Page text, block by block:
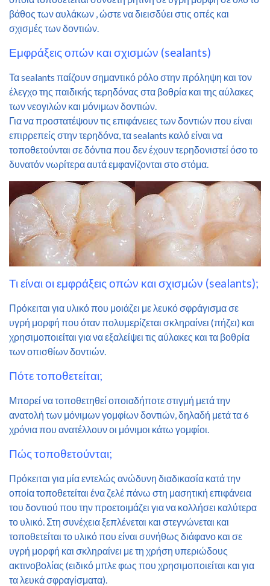
βάθος των αυλάκων , ώστε να διεισδύει στις οπές και
σχισμές των δοντιών.
Εμφράξεις οπών και σχισμών (sealants)
Τα sealants παίζουν σημαντικό ρόλο στην πρόληψη και τον
έλεγχο της παιδικής τερηδόνας στα βοθρία και της αύλακες
των νεογιλών και μόνιμων δοντιών.
Για να προστατέψουν τις επιφάνειες των δοντιών που είναι
επιρρεπείς στην τερηδόνα, τα sealants καλό είναι να
τοποθετούνται σε δόντια που δεν έχουν τερηδονιστεί όσο το
δυνατόν νωρίτερα αυτά εμφανίζονται στο στόμα.
Τι είναι οι εμφράξεις οπών και σχισμών (sealants);
Πρόκειται για υλικό που μοιάζει με λευκό σφράγισμα σε
υγρή μορφή που όταν πολυμερίζεται σκληραίνει (πήζει) και
χρησιμοποιείται για να εξαλείψει τις αύλακες και τα βοθρία
των οπισθίων δοντιών.
Πότε τοποθετείται;
Μπορεί να τοποθετηθεί οποιαδήποτε στιγμή μετά την
ανατολή των μόνιμων γομφίων δοντιών, δηλαδή μετά τα 6
χρόνια που ανατέλλουν οι μόνιμοι κάτω γομφίοι.
Πώς τοποθετούνται;
Πρόκειται για μία εντελώς ανώδυνη διαδικασία κατά την
οποία τοποθετείται ένα ζελέ πάνω στη μασητική επιφάνεια
του δοντιού που την προετοιμάζει για να κολλήσει καλύτερα
το υλικό. Στη συνέχεια ξεπλένεται και στεγνώνεται και
τοποθετείται το υλικό που είναι συνήθως διάφανο και σε
υγρή μορφή και σκληραίνει με τη χρήση υπεριώδους
ακτινοβολίας (ειδικό μπλε φως που χρησιμοποιείται και για
τα λευκά σφραγίσματα).